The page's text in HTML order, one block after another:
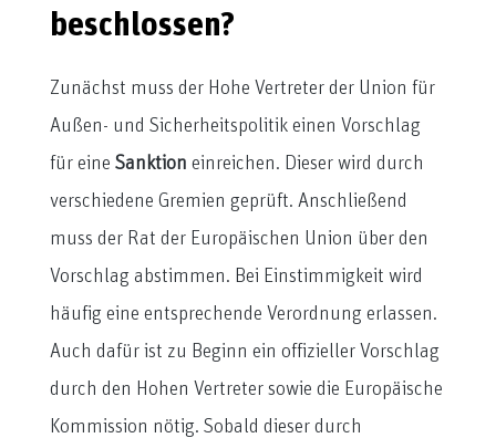
beschlossen?
Zunächst muss der Hohe Vertreter der Union für
Außen- und Sicherheitspolitik einen Vorschlag
für eine Sanktion einreichen. Dieser wird durch
verschiedene Gremien geprüft. Anschließend
muss der Rat der Europäischen Union über den
Vorschlag abstimmen. Bei Einstimmigkeit wird
häufig eine entsprechende Verordnung erlassen.
Auch dafür ist zu Beginn ein offizieller Vorschlag
durch den Hohen Vertreter sowie die Europäische
Kommission nötig. Sobald dieser durch